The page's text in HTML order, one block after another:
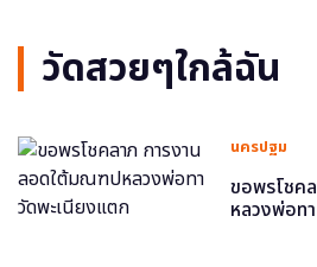
วัดสวยๆใกล้ฉัน
นครปฐม
ขอพรโชค
หลวงพ่อท